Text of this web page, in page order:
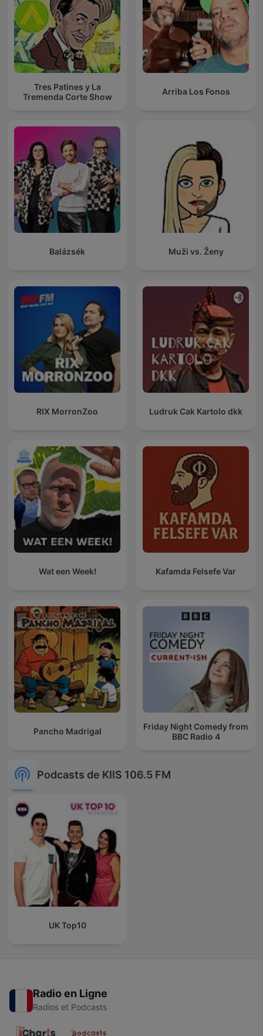
Tres Patines y La
Tremenda Corte Show
Arriba Los Fonos
Balázsék Muži vs. Ženy
RIX MorronZoo Ludruk Cak Kartolo dkk
Wat een Week! Kafamda Felsefe Var
Pancho Madrigal
Friday Night Comedy from
BBC Radio 4
Podcasts de KIIS 106.5 FM
UK Top10
Radio en Ligne
Radios et Podcasts